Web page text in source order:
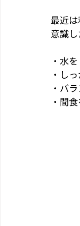
最近
意識
・水
・し
・バ
・間